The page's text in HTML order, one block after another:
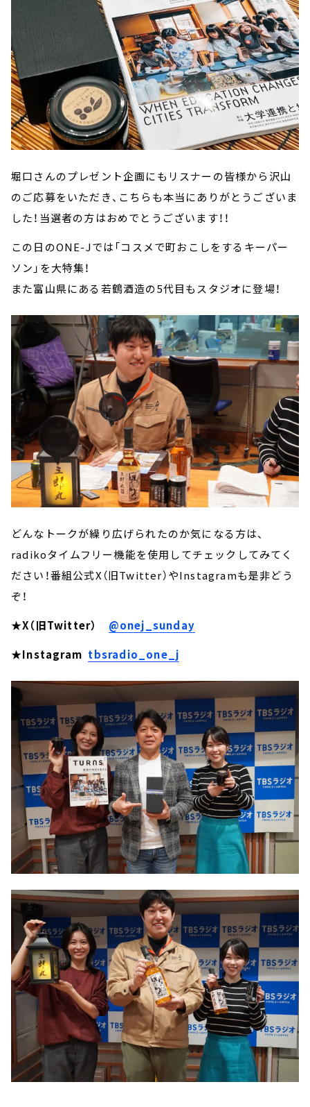
堀口さんのプレゼント企画にもリスナーの皆様から沢山
のご応募をいただき、こちらも本当にありがとうございま
した！当選者の方はおめでとうございます！！
この日のONE-Jでは「コスメで町おこしをするキーパー
ソン」を大特集！
また富山県にある若鶴酒造の5代目もスタジオに登場！
どんなトークが繰り広げられたのか気になる方は、
radikoタイムフリー機能を使用してチェックしてみてく
ださい！番組公式X（旧Twitter）やInstagramも是非どう
ぞ！
★X（旧Twitter） @onej_sunday
★Instagram tbsradio_one_j